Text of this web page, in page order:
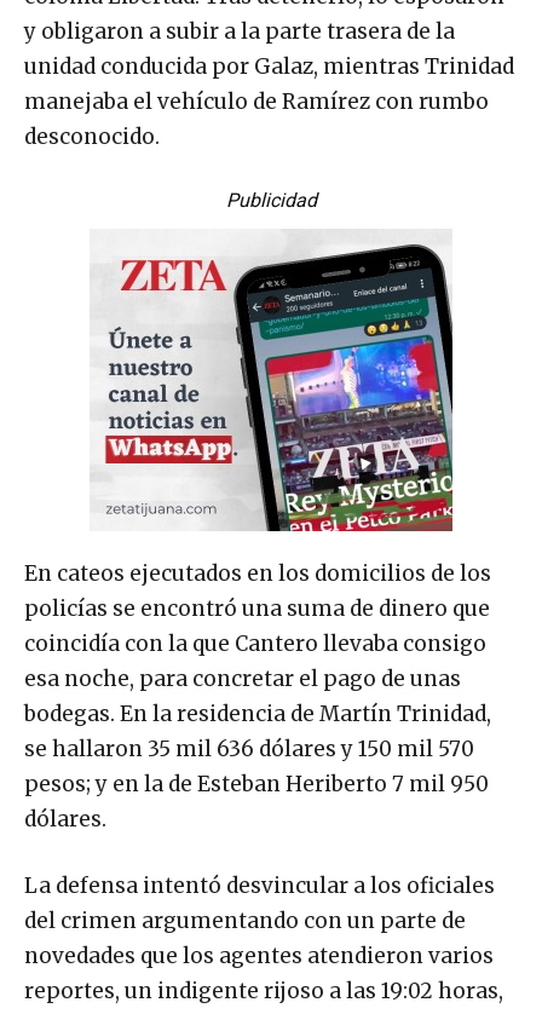
y obligaron a subir a la parte trasera de la
unidad conducida por Galaz, mientras Trinidad
manejaba el vehículo de Ramírez con rumbo
desconocido.
Publicidad
En cateos ejecutados en los domicilios de los
policías se encontró una suma de dinero que
coincidía con la que Cantero llevaba consigo
esa noche, para concretar el pago de unas
bodegas. En la residencia de Martín Trinidad,
se hallaron 35 mil 636 dólares y 150 mil 570
pesos; y en la de Esteban Heriberto 7 mil 950
dólares.
La defensa intentó desvincular a los oficiales
del crimen argumentando con un parte de
novedades que los agentes atendieron varios
reportes, un indigente rijoso a las 19:02 horas,